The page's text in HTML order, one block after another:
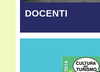
DOCENTI